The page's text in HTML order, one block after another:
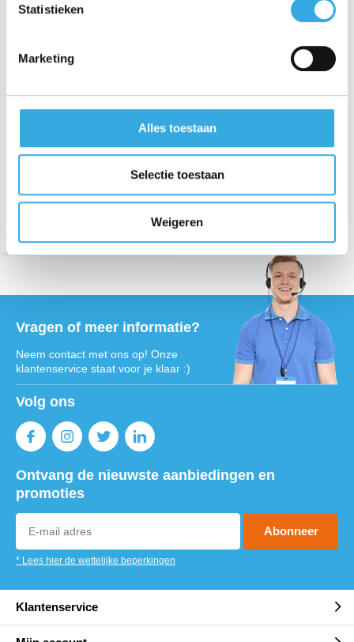
Statistieken
Marketing
Alles toestaan
Selectie toestaan
Weigeren
Boombox
€ 29,95
Morgen in huis
Vragen of meer informatie?
Neem contact met ons op! Onze
klantenservice staat voor je klaar :)
Volg ons
Ontvang de nieuwste aanbiedingen en
promoties
Abonneer
* Lees hier de wettelijke beperkingen
Klantenservice